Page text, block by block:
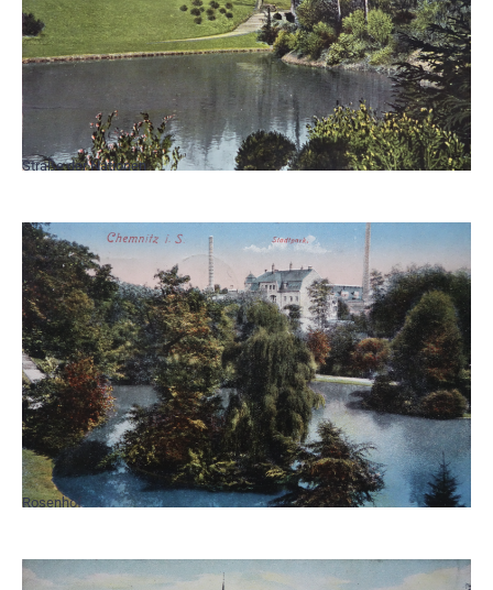
Straße der Nationen
Rosenhof